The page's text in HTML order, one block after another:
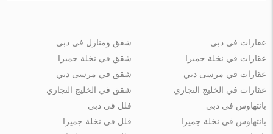
عقارات في دبي
عقارات في نخلة جميرا
عقارات في مرسى دبي
عقارات في الخليج التجاري
شقق ومنازل في دبي
شقق في نخلة جميرا
شقق في مرسى دبي
شقق في الخليج التجاري
بانتهاوس في دبي
بانتهاوس في نخلة جميرا
فلل في دبي
فلل في نخلة جميرا